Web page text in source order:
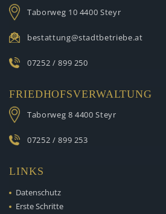
Taborweg 10 4400 Steyr
bestattung@stadtbetriebe.at
07252 / 899 250
FRIEDHOFSVERWALTUNG
Taborweg 8 4400 Steyr
07252 / 899 253
LINKS
Datenschutz
Erste Schritte